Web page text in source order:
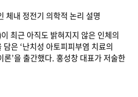
체내 정전기 의학적 논리 설명
최근 아직도 밝혀지지 않은 인체의
은 ‘난치성 아토피피부염 치료의
’을 출간했다. 홍성창 대표가 저술한